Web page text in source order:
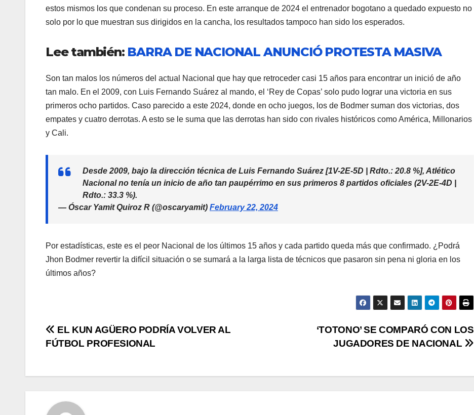
estos mismos los que condenan su proceso. En este arranque de 2024 el entrenador bogotano a quedado expuesto no
solo por lo que muestran sus dirigidos en la cancha, los resultados tampoco han sido los esperados.
Lee también: BARRA DE NACIONAL ANUNCIÓ PROTESTA MASIVA
Son tan malos los números del actual Nacional que hay que retroceder casi 15 años para encontrar un inició de año
tan malo. En el 2009, con Luis Fernando Suárez al mando, el ‘Rey de Copas’ solo pudo lograr una victoria en sus
primeros ocho partidos. Caso parecido a este 2024, donde en ocho juegos, los de Bodmer suman dos victorias, dos
empates y cuatro derrotas. A esto se le suma que las derrotas han sido con rivales históricos como América, Millonarios
y Cali.
Desde 2009, bajo la dirección técnica de Luis Fernando Suárez [1V-2E-5D | Rdto.: 20.8 %], Atlético
Nacional no tenía un inicio de año tan paupérrimo en sus primeros 8 partidos oficiales (2V-2E-4D |
Rdto.: 33.3 %).
— Óscar Yamit Quiroz R (@oscaryamit) February 22, 2024
Por estadísticas, este es el peor Nacional de los últimos 15 años y cada partido queda más que confirmado. ¿Podrá
Jhon Bodmer revertir la difícil situación o se sumará a la larga lista de técnicos que pasaron sin pena ni gloria en los
últimos años?
‘TOTONO’ SE COMPARÓ CON LOS
JUGADORES DE NACIONAL
EL KUN AGÜERO PODRÍA VOLVER AL
FÚTBOL PROFESIONAL